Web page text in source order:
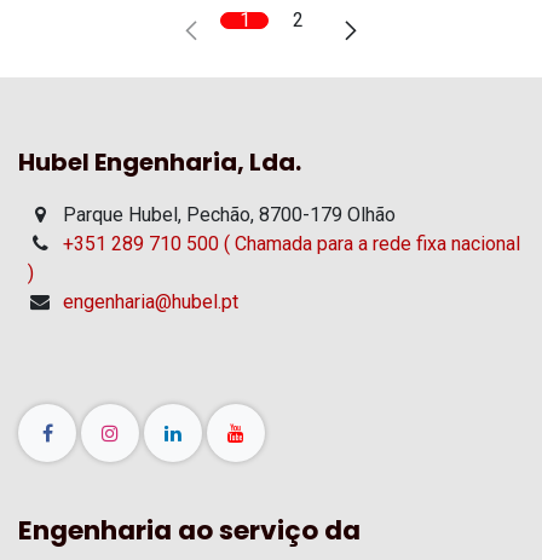
1 2
Hubel Engenharia, Lda.
Parque Hubel, Pechão, 8700-179 Olhão
+351 289 710 500 ( Chamada para a rede fixa nacional
)
engenharia@hubel.pt
Engenharia ao serviço da